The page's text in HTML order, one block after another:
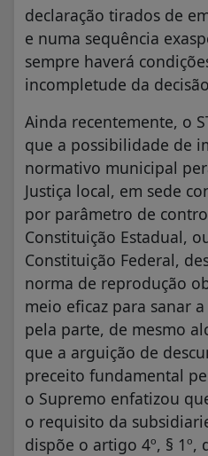
declaração tirados de
e numa sequência
sempre haverá
incompletude da
Ainda recentemente, o
que a possibilidade de
normativo municipal
Justiça local, em sede
por parâmetro de
Constituição Estadual,
Constituição Federal,
norma de reprodução
meio eficaz para sanar
pela parte, de mesmo
que a arguição de
preceito fundamental
o Supremo enfatizou
o requisito da
dispõe o artigo 4º, § 1º,